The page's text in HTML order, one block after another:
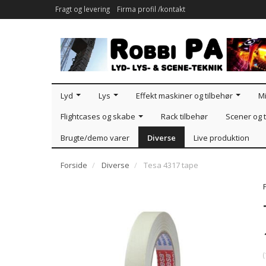
Fragt og levering Firma profil /kontakt
Lyd Lys Effekt maskiner og tilbehør
Flightcases og skabe
Rack tilbehør
Scener og
Brugte/demo varer
Diverse Live produktion
Forside Diverse
Tesa 4317 tape
(